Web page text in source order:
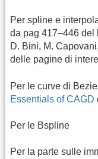
Per spline e
da pag 417–446 del
D. Bini, M.
delle pagine di
Per le curve di
Essentials of CAGD
Per le Bspline
Per la parte sulle